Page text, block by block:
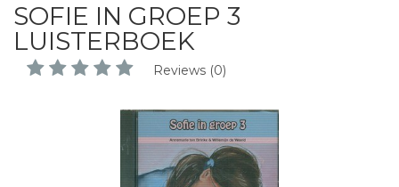
SOFIE IN GROEP 3
LUISTERBOEK
Reviews (0)
E-mail *
Titel *
Bericht *